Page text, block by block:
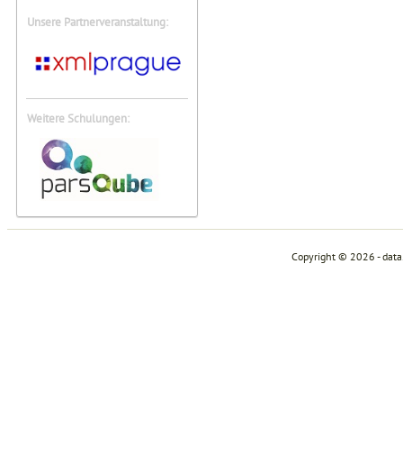
Unsere Partnerveranstaltung:
Weitere Schulungen:
Copyright © 2026 -